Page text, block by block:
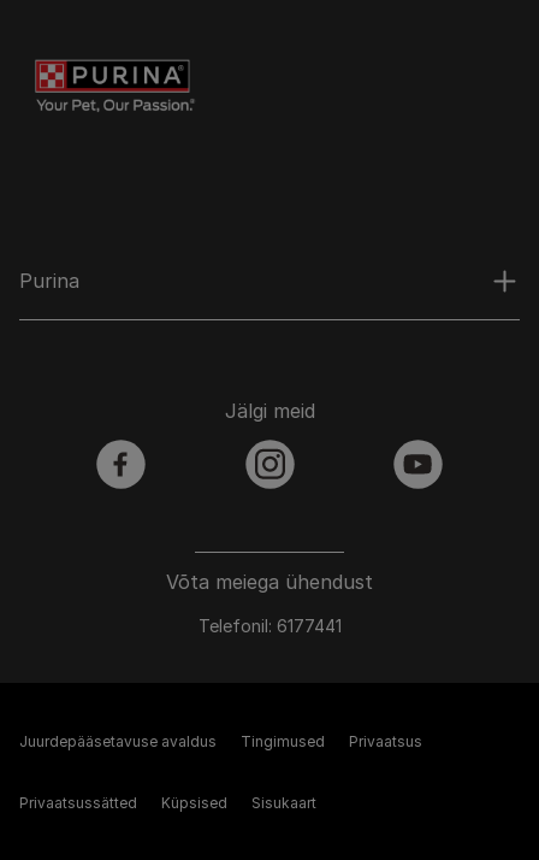
Purina
Võta meiega ühendust
Telefonil: 6177441
Jälgi meid
facebook instagram youtube
Juurdepääsetavuse avaldus Tingimused Privaatsus
Privaatsussätted Küpsised Sisukaart